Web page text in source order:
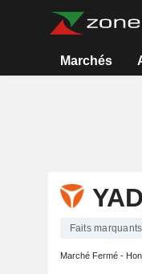
Marchés
Faits
Marché Fermé -